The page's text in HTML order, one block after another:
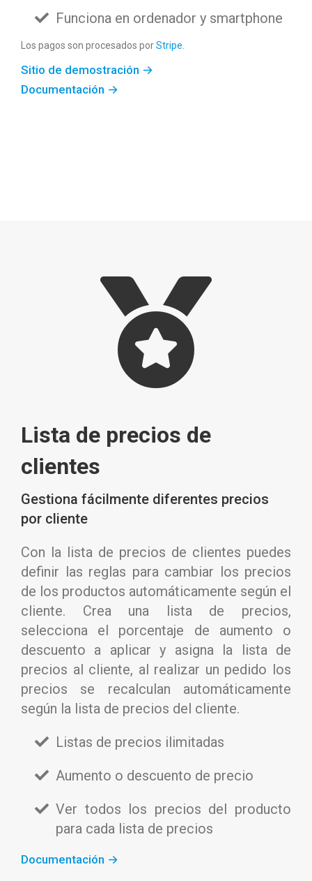
Funciona en ordenador y smartphone
Los pagos son procesados porStripe
Sitio de demostración
Documentación
Lista de precios de
clientes
Gestiona fácilmente diferentes precios
por cliente
Con la lista de precios de clientes puedes
definir las reglas para cambiar los precios
de los productos automáticamente según el
cliente. Crea una lista de precios,
selecciona el porcentaje de aumento o
descuento a aplicar y asigna la lista de
precios al cliente, al realizar un pedido los
precios se recalculan automáticamente
según la lista de precios del cliente.
Listas de precios ilimitadas
Aumento o descuento de precio
Ver todos los precios del producto
para cada lista de precios
Documentación